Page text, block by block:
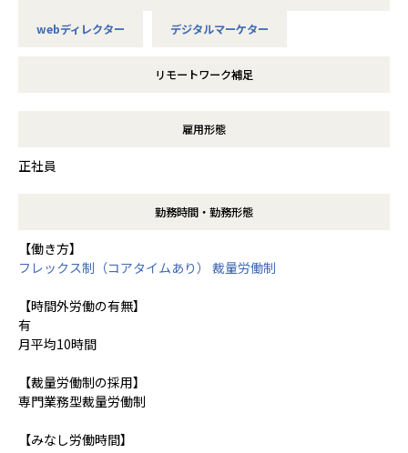
webディレクター デジタルマーケター
リモートワーク補足
雇用形態
正社員
勤務時間・勤務形態
【働き方】
フレックス制（コアタイムあり）
裁量労働制
【時間外労働の有無】
有
月平均10時間
【裁量労働制の採用】
専門業務型裁量労働制
【みなし労働時間】